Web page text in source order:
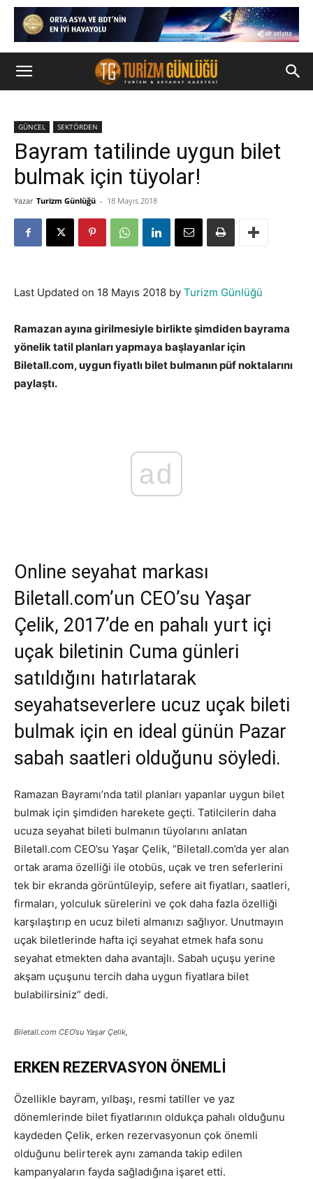
GÜNCEL SEKTÖRDEN
Bayram tatilinde uygun bilet
bulmak için tüyolar!
Yazar Turizm Günlüğü - 18 Mayıs 2018
Last Updated on 18 Mayıs 2018 by Turizm Günlüğü
Ramazan ayına girilmesiyle birlikte şimdiden bayrama
yönelik tatil planları yapmaya başlayanlar için
Biletall.com, uygun fiyatlı bilet bulmanın püf noktalarını
paylaştı.
ad
Online seyahat markası
Biletall.com’un CEO’su Yaşar
Çelik, 2017’de en pahalı yurt içi
uçak biletinin Cuma günleri
satıldığını hatırlatarak
seyahatseverlere ucuz uçak bileti
bulmak için en ideal günün Pazar
sabah saatleri olduğunu söyledi.
Ramazan Bayramı’nda tatil planları yapanlar uygun bilet
bulmak için şimdiden harekete geçti. Tatilcilerin daha
ucuza seyahat bileti bulmanın tüyolarını anlatan
Biletall.com CEO’su Yaşar Çelik, “Biletall.com’da yer alan
ortak arama özelliği ile otobüs, uçak ve tren seferlerini
tek bir ekranda görüntüleyip, sefere ait fiyatları, saatleri,
firmaları, yolculuk sürelerini ve çok daha fazla özelliği
karşılaştırıp en ucuz bileti almanızı sağlıyor. Unutmayın
uçak biletlerinde hafta içi seyahat etmek hafa sonu
seyahat etmekten daha avantajlı. Sabah uçuşu yerine
akşam uçuşunu tercih daha uygun fiyatlara bilet
bulabilirsiniz” dedi.
Biletall.com CEO’su Yaşar Çelik,
ERKEN REZERVASYON ÖNEMLİ
Özellikle bayram, yılbaşı, resmi tatiller ve yaz
dönemlerinde bilet fiyatlarının oldukça pahalı olduğunu
kaydeden Çelik, erken rezervasyonun çok önemli
olduğunu belirterek aynı zamanda takip edilen
kampanyaların fayda sağladığına işaret etti.